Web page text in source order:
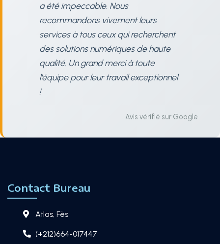
a été impeccable. Nous
recommandons vivement leurs
services à tous ceux qui recherchent
des solutions numériques de haute
qualité. Un grand merci à toute
l'équipe pour leur travail exceptionnel
!
Avis vérifié sur Google
Contact Bureau
Atlas, Fès
(+212)664-017447